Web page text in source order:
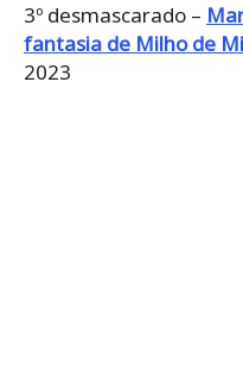
3º desmascarado –
fantasia de Milho de
2023